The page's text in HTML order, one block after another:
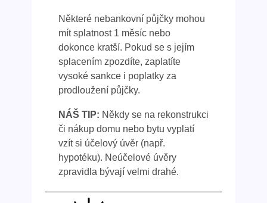
Některé nebankovní půjčky mohou
mít splatnost 1 měsíc nebo
dokonce kratší. Pokud se s jejím
splacením zpozdíte, zaplatíte
vysoké sankce i poplatky za
prodloužení půjčky.
NÁŠ TIP: Někdy se na rekonstrukci
či nákup domu nebo bytu vyplatí
vzít si účelový úvěr (např.
hypotéku). Neúčelové úvěry
zpravidla bývají velmi drahé.